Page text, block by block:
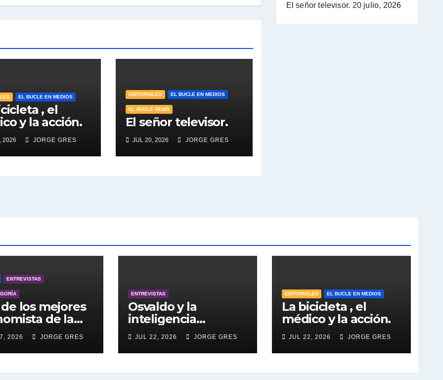
EL BUCLE EN MEDIOS
, el
y la acción.
2026 JORGE GRES
EDITORIALES EL BUCLE EN MEDIOS
EL BUCLE NEWS
El señor televisor.
JUL 20, 2026 JORGE GRES
El señor televisor. 20 julio, 2026
ENTREVISTAS
los mejores
de la
engalana
Gustavo
en vivo
2026 JORGE GRES
ENTREVISTAS
Osvaldo y la
inteligencia
artificial.
JUL 22, 2026 JORGE GRES
EDITORIALES EL BUCLE EN MEDIOS
La bicicleta , el
médico y la acción.
JUL 22, 2026 JORGE GRES